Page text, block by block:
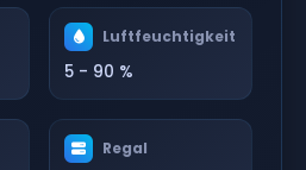
Luftfeuchtigkeit
5 - 90 %
Regal